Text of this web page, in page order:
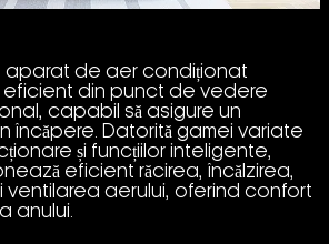
aparat de aer condiționat
din punct de vedere
capabil să asigure un
încăpere. Datorită gamei variate
și funcțiilor inteligente,
eficient răcirea, încălzirea,
ventilarea aerului, oferind confort
anului.